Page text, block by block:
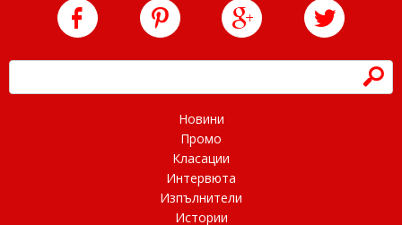
h
Новини
Промо
Класации
Интервюта
Изпълнители
Истории